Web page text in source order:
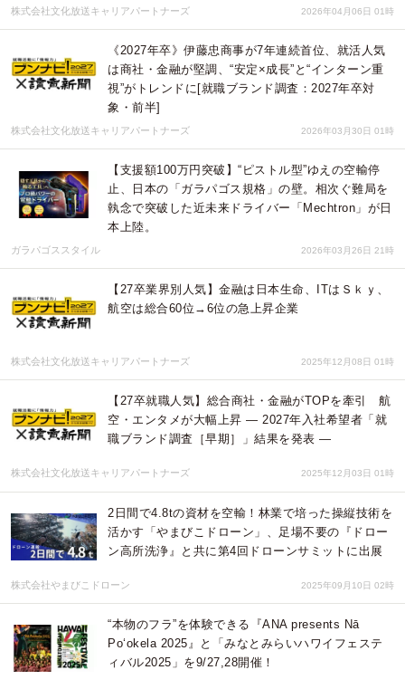
株式会社文化放送キャリアパートナーズ 2026年04月06日 01時
《2027年卒》伊藤忠商事が7年連続首位、就活人気
は商社・金融が堅調、“安定×成長”と“インターン重
視”がトレンドに[就職ブランド調査：2027年卒対
象・前半]
株式会社文化放送キャリアパートナーズ 2026年03月30日 01時
【支援額100万円突破】“ピストル型”ゆえの空輸停
止、日本の「ガラパゴス規格」の壁。相次ぐ難局を
執念で突破した近未来ドライバー「Mechtron」が日
本上陸。
ガラパゴススタイル 2026年03月26日 21時
【27卒業界別人気】金融は日本生命、ITはＳｋｙ、
航空は総合60位→6位の急上昇企業
株式会社文化放送キャリアパートナーズ 2025年12月08日 01時
【27卒就職人気】総合商社・金融がTOPを牽引 航
空・エンタメが大幅上昇 ― 2027年入社希望者「就
職ブランド調査［早期］」結果を発表 ―
株式会社文化放送キャリアパートナーズ 2025年12月03日 01時
2日間で4.8tの資材を空輸！林業で培った操縦技術を
活かす「やまびこドローン」、足場不要の『ドロー
ン高所洗浄』と共に第4回ドローンサミットに出展
株式会社やまびこドローン 2025年09月10日 02時
“本物のフラ”を体験できる『ANA presents Nā
Po‘okela 2025』と「みなとみらいハワイフェステ
ィバル2025」を9/27,28開催！